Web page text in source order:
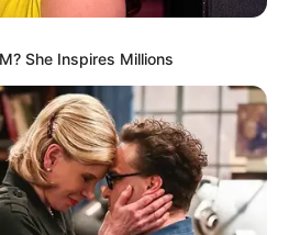
She Inspires Millions